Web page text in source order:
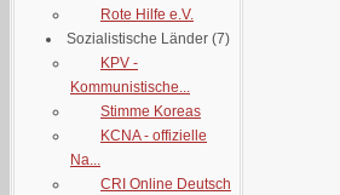
Rote Hilfe e.V.
Sozialistische Länder (7)
KPV -
Kommunistische...
Stimme Koreas
KCNA - offizielle
Na...
CRI Online Deutsch